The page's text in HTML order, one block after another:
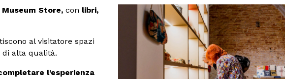
Museum Store, con libri,
al visitatore spazi
alta qualità.
l’esperienza